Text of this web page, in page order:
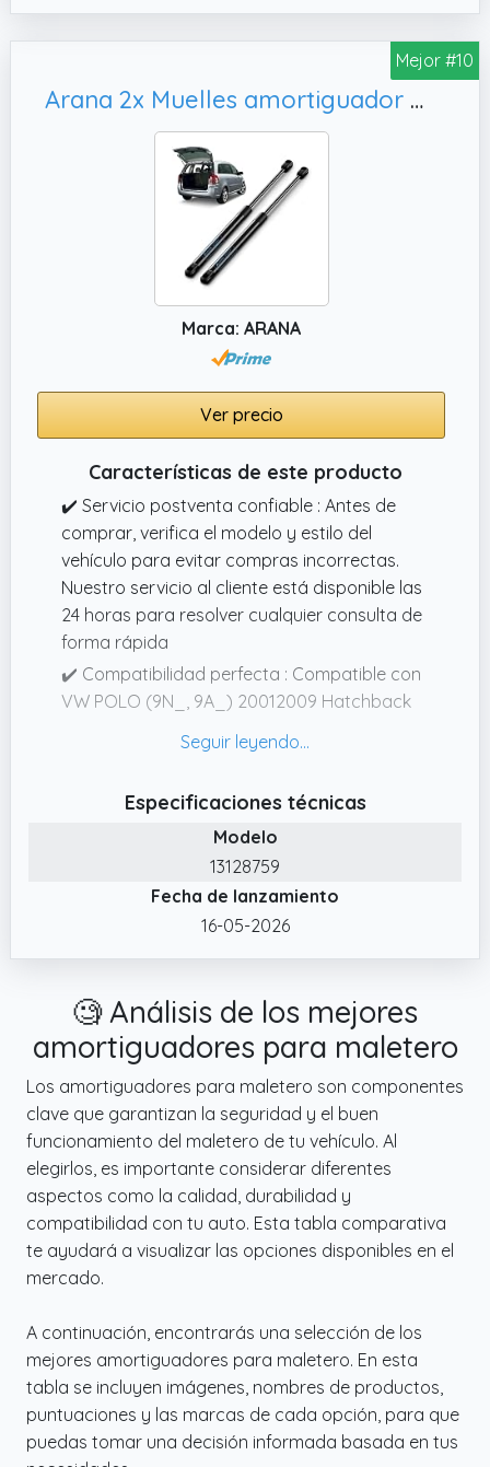
POSICIÓN: maletero.
✔️ Más información sobre este producto al
Mejor #10
Arana 2x Muelles amortiguador maletero,repuesto #6Q6827550
Marca: ARANA
Ver precio
Características de este producto
✔️ Servicio postventa confiable : Antes de
comprar, verifica el modelo y estilo del
vehículo para evitar compras incorrectas.
Nuestro servicio al cliente está disponible las
24 horas para resolver cualquier consulta de
forma rápida
✔️ Compatibilidad perfecta : Compatible con
VW POLO (9N_, 9A_) 20012009 Hatchback
✔️ Números OE :6Q6 827 550,6Q6 827 550
✔️ Amortiguador de gas de fácil instalación :
Puedes instalar el amortiguador del portón
trasero perfectamente en tan solo 5 minutos
✔️ garantizan fiabilidad y durabilidad. El
diseño de sellado multidireccional permite
que los resortes de gas mantengan una
presión estable, y su rendimiento es
Especificaciones técnicas
Modelo
13128759
Fecha de lanzamiento
16-05-2026
🧐 Análisis de los mejores
amortiguadores para maletero
Los amortiguadores para maletero son componentes
clave que garantizan la seguridad y el buen
funcionamiento del maletero de tu vehículo. Al
elegirlos, es importante considerar diferentes
aspectos como la calidad, durabilidad y
compatibilidad con tu auto. Esta tabla comparativa
te ayudará a visualizar las opciones disponibles en el
mercado.
A continuación, encontrarás una selección de los
mejores amortiguadores para maletero. En esta
tabla se incluyen imágenes, nombres de productos,
puntuaciones y las marcas de cada opción, para que
puedas tomar una decisión informada basada en tus